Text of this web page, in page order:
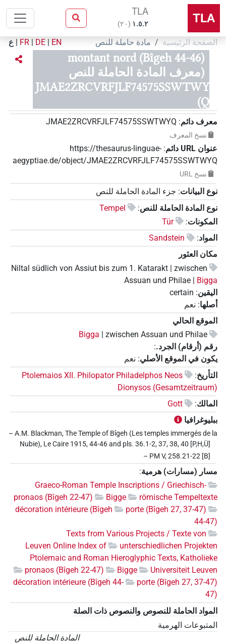
TLA
TLA
۱.٥.٢ (٢٠)
الصفحة الرئيسية مادة حاملة للنص EN
|
DE
|
FR
| ع
montant nord (Bîgeh 44-46)
(معرف المادة الحاملة للنص
JMAE2ZRCVRFJLF74575SSWTWY
Q)
معرف دائم:
JMAE2ZRCVRFJLF74575SSWTWYQ
نسخ المعرف
عنوان‏ ‏URL‏ دائم :
https://thesaurus-linguae-
aegyptiae.de/object/JMAE2ZRCVRFJLF74575SSWTWYQ
نسخ‏ ‏URL
نوع البيانات: جزء المادة الحاملة للنص
نوع المادة الحاملة للنص:
Tempel
المكونات:
Tür
المواد:
Sandstein
مكان العثور
Niltal südlich von Assiut bis zum 1. Katarakt | zwischen
Assuan und Philae | Bigga
اليقين:
certain
أصلها: نعم
الموقع الحالي
zwischen Assuan und Philae |
Bigga
رقم (أرقام) الجرد.:
يكون في الموقع الأصلي: نعم
التأريخ:
Ptolemaios XII. Philopator Philadelphos Neos
Dionysos (Gesamtzeitraum)
المالك:
Gott
ببليوغرافيا
– A.M. Blackman, The Temple of Bîgeh (Les temples immergés de la
Nubie), Le Caire 1915, 44-46 and pls. 36.1-2, 37, 38, 40 [P,H,Ü]
– PM V, 258.21-22 [B]
مسار (مسارات) هرمية:
Graeco-Roman Temple Inscriptions / Griechisch-
römische Tempeltexte
Bigge
pronaos (Bîgeh 22-47)
porte (Bîgeh 27, 37-47)
décoration intérieure (Bîgeh
44-47)
Texts from Various Projects / Texte von
unterschiedlichen Projekten
Leuven Online Index of
Ptolemaic and Roman Hieroglyphic Texts, Katholieke
Universiteit Leuven
Bigge
pronaos (Bîgeh 22-47)
porte (Bîgeh 27, 37-47)
décoration intérieure (Bîgeh 44-
47)
المواد الحاملة للنصوص والنصوص ذات الصلة
المتبوعات الهرمية
المادة الحاملة للنص